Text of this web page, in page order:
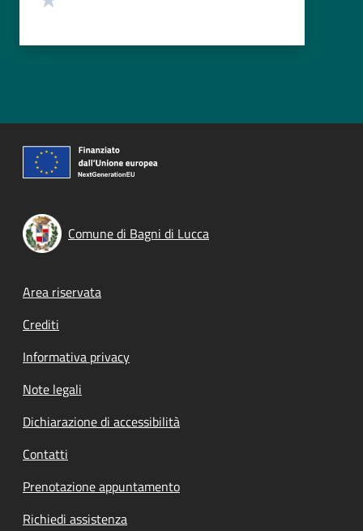
Comune di Bagni di Lucca
Footer menu
Area riservata
Crediti
Informativa privacy
Note legali
Dichiarazione di accessibilità
Contatti
Prenotazione appuntamento
Richiedi assistenza